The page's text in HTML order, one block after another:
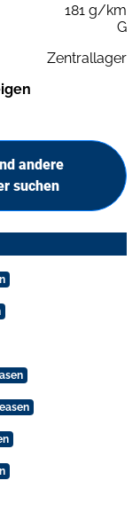
181 g/km
G
Zentrallager
andere
suchen